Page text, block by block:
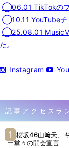
◯06.01 TikTokのフ
◯10.11 YouTubeチ
◯25.08.01
た。
Instagram
記事アクセスラ
櫻坂46山﨑天、ギ
ー堂々の開会宣言